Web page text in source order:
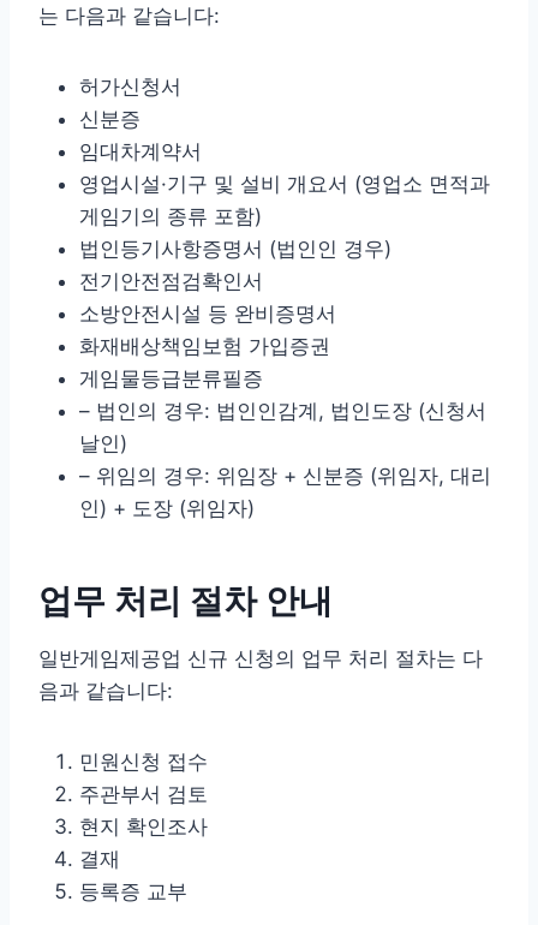
는 다음과 같습니다:
허가신청서
신분증
임대차계약서
영업시설·기구 및 설비 개요서 (영업소 면적과
게임기의 종류 포함)
법인등기사항증명서 (법인인 경우)
전기안전점검확인서
소방안전시설 등 완비증명서
화재배상책임보험 가입증권
게임물등급분류필증
– 법인의 경우: 법인인감계, 법인도장 (신청서
날인)
– 위임의 경우: 위임장 + 신분증 (위임자, 대리
인) + 도장 (위임자)
업무 처리 절차 안내
일반게임제공업 신규 신청의 업무 처리 절차는 다
음과 같습니다:
민원신청 접수
주관부서 검토
현지 확인조사
결재
등록증 교부